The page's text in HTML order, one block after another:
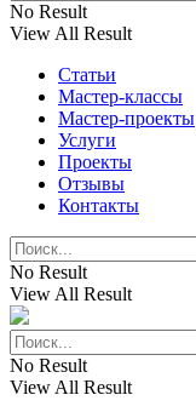
No Result
View All Result
Статьи
Мастер-классы
Мастер-проекты
Услуги
Проекты
Отзывы
Контакты
No Result
View All Result
No Result
View All Result